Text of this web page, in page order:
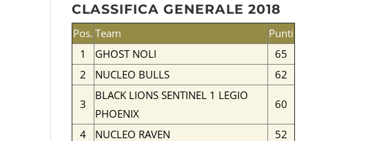
CLASSIFICA GENERALE 2018
Pos. Team
Punti
1
GHOST NOLI
65
2
NUCLEO BULLS 62
3
BLACK LIONS SENTINEL 1 LEGIO
PHOENIX
60
4 NUCLEO RAVEN
52